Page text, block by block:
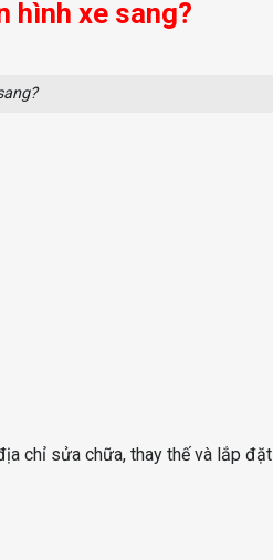
hình xe sang?
chỉ sửa chữa, thay thế và lắp đặt